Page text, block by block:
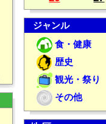
ジャンル
食・健康
歴史
観光・祭り
その他